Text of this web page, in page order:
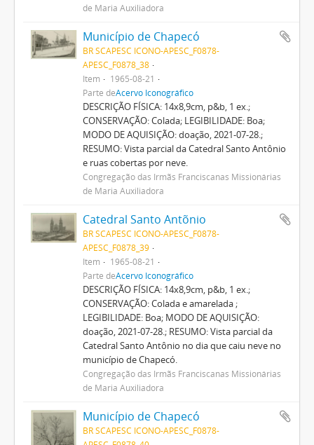
de Maria Auxiliadora
Município de Chapecó
BR SCAPESC ICONO-APESC_F0878-
APESC_F0878_38
Item
1965-08-21
Parte deAcervo Iconográfico
DESCRIÇÃO FÍSICA: 14x8,9cm, p&b, 1 ex.;
CONSERVAÇÃO: Colada; LEGIBILIDADE: Boa;
MODO DE AQUISIÇÃO: doação, 2021-07-28.;
RESUMO: Vista parcial da Catedral Santo Antônio
e ruas cobertas por neve.
Congregação das Irmãs Franciscanas Missionárias
de Maria Auxiliadora
Catedral Santo Antõnio
BR SCAPESC ICONO-APESC_F0878-
APESC_F0878_39
Item
1965-08-21
Parte deAcervo Iconográfico
DESCRIÇÃO FÍSICA: 14x8,9cm, p&b, 1 ex.;
CONSERVAÇÃO: Colada e amarelada ;
LEGIBILIDADE: Boa; MODO DE AQUISIÇÃO:
doação, 2021-07-28.; RESUMO: Vista parcial da
Catedral Santo Antônio no dia que caiu neve no
município de Chapecó.
Congregação das Irmãs Franciscanas Missionárias
de Maria Auxiliadora
Município de Chapecó
BR SCAPESC ICONO-APESC_F0878-